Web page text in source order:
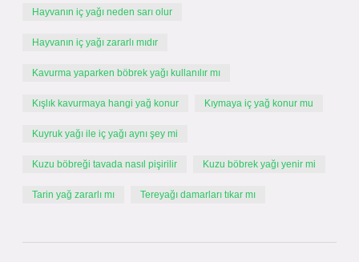
Hayvanın iç yağı neden sarı olur
Hayvanın iç yağı zararlı mıdır
Kavurma yaparken böbrek yağı kullanılır mı
Kışlık kavurmaya hangi yağ konur Kıymaya iç yağ konur mu
Kuyruk yağı ile iç yağı aynı şey mi
Kuzu böbreği tavada nasıl pişirilir Kuzu böbrek yağı yenir mi
Tarin yağ zararlı mı Tereyağı damarları tıkar mı